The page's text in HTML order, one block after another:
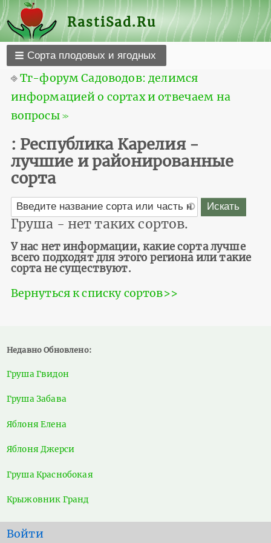
RastiSad.Ru
Сорта плодовых и ягодных
⎆Тг-форум Садоводов: делимся
информацией о сортах и отвечаем на
вопросы ≫
: Республика Карелия -
лучшие и районированные
сорта
Груша - нет таких сортов.
У нас нет информации, какие сорта лучше
всего подходят для этого региона или такие
сорта не существуют.
Вернуться к списку сортов>>
Недавно Обновлено:
Груша Гвидон
Груша Забава
Яблоня Елена
Яблоня Джерси
Груша Краснобокая
Крыжовник Гранд
User
Войти